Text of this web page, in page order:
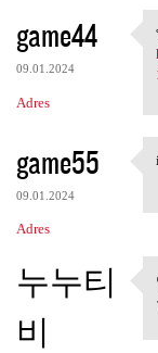
game44
09.01.2024
Adres
game55
09.01.2024
Adres
누누티
비